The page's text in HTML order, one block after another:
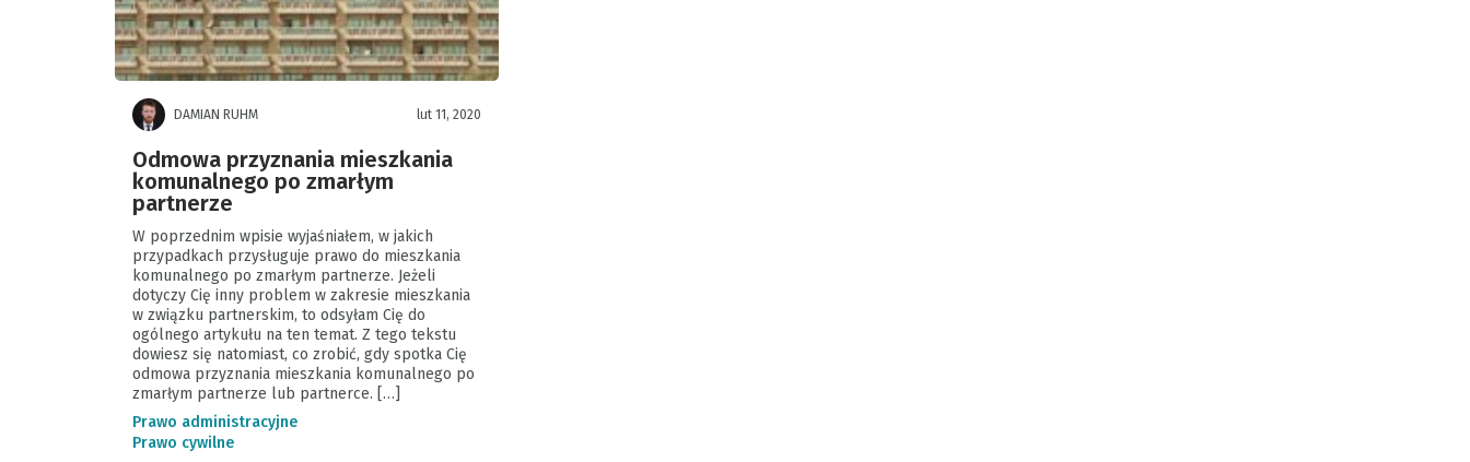
DAMIAN RUHM lut 11, 2020
Odmowa przyznania mieszkania
komunalnego po zmarłym
partnerze
W poprzednim wpisie wyjaśniałem, w jakich
przypadkach przysługuje prawo do mieszkania
komunalnego po zmarłym partnerze. Jeżeli
dotyczy Cię inny problem w zakresie mieszkania
w związku partnerskim, to odsyłam Cię do
ogólnego artykułu na ten temat. Z tego tekstu
dowiesz się natomiast, co zrobić, gdy spotka Cię
odmowa przyznania mieszkania komunalnego po
zmarłym partnerze lub partnerce. […]
Prawo administracyjne
Prawo cywilne